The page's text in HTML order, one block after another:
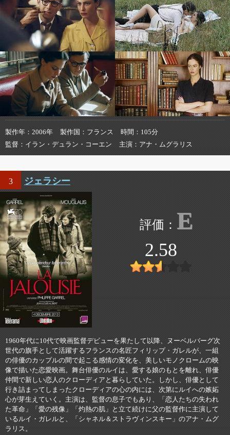
製作年 2006年 製作国 フランス 時間
105分
監督
イラン・デュラン・コーエン 主演 アナ・ムグラリス
3 ジェラシー
E
2.58
1960年代に10代で映画監督デビューを果たして以降、ヌーベルバーグ次
世代の旗手として活躍するフランスの名匠フィリップ・ガレルが、一組
の俳優のカップルの間で起こる感情の変化を、美しいモノクロームの映
像で描いた恋愛映画。舞台俳優のルイは、愛する娘のもとを離れ、俳優
仲間で新しい恋人のクローディアと暮らしていた。しかし、俳優として
行き詰まってしまったクローディアの心の内には、次第にルイへの嫉妬
心が芽生えていく。主演は、監督の息子でもあり、「恋人たちの失われ
た革命」「愛の残像」「灼熱の肌」と立て続けに父の監督作に主演して
いるルイ・ガレルと、「シャネル＆ストラヴィンスキー」のアナ・ムグ
ラリス。